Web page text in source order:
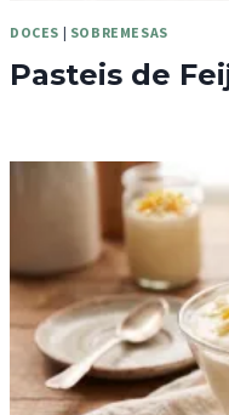
DOCES | SOBREMESAS
Pasteis de